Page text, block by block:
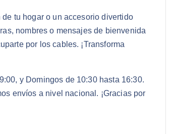
tu hogar o un accesorio divertido
nombres o mensajes de bienvenida
por los cables. ¡Transforma
y Domingos de 10:30 hasta 16:30.
envíos a nivel nacional. ¡Gracias por